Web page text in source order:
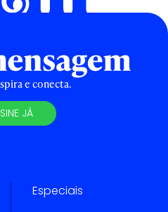
e conecta.
JÁ
Especiais